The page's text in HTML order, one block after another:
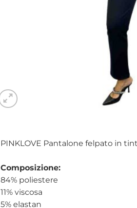
PINKLOVE Pantalone felpato in
Composizione:
84% poliestere
11% viscosa
5% elastan